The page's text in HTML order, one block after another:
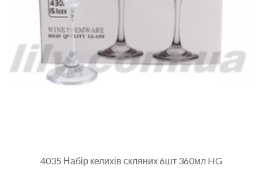
4035 Набір келихів скляних 6шт 360мл HG